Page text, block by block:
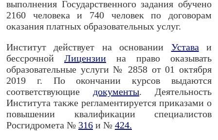
выполнения Государственного задания обучено
2160 человека и 740 человек по договорам
оказания платных образовательных услуг.
Институт действует на основании Устава и
бессрочной Лицензии на право оказывать
образовательные услуги № 2858 от 01 октября
2019 г. По окончании курсов выдаются
соответствующие документы. Деятельность
Института также регламентируется приказами о
повышении квалификации специалистов
Росгидромета № 316 и № 424.